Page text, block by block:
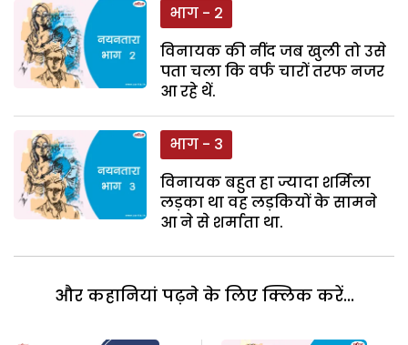
भाग - 2
विनायक की नींद जब खुली तो उसे
पता चला कि वर्फ चारों तरफ नजर
आ रहे थें.
भाग - 3
विनायक बहुत हा ज्यादा शर्मिला
लड़का था वह लड़कियों के सामने
आ ने से शर्माता था.
और कहानियां पढ़ने के लिए क्लिक करें...